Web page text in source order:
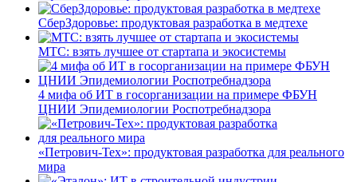
СберЗдоровье: продуктовая разработка в медтехе
МТС: взять лучшее от стартапа и экосистемы
4 мифа об ИТ в госорганизации на примере ФБУН
ЦНИИ Эпидемиологии Роспотребнадзора
«Петрович-Тех»: продуктовая разработка для реального
мира